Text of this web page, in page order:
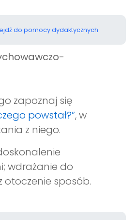
do pomocy dydaktycznych
zapoznaj się
powstał?”, w
z niego.
wdrażanie do
otoczenie sposób.